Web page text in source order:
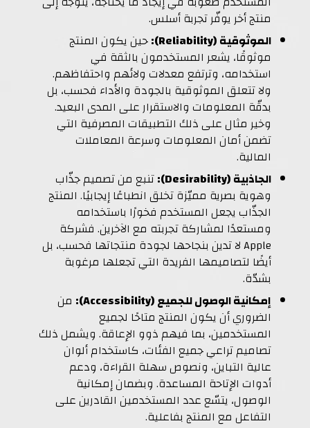
منتج أخر يوفّر تجربة أسلس.
الموثوقية (Reliability):
حين يكون المنتج
موثوقًا، يشعر المستخدمون بالثقة في
استخدامه، وترتفع معدلات ولائهم واحتفاظهم.
ولا تتعلق الموثوقية بالجودة والأداء فحسب، بل
بدقّة المعلومات والاستقرار على المدى البعيد.
وخير مثال على ذلك التطبيقات المصرفية التي
تضمن أمان المعلومات وسرعة المعاملات
المالية.
الجاذبية (Desirability):
تنبع من تصميم جذّاب
وهوية بصرية مميّزة تخلق انطباعًا إيجابيًا. المنتج
الجذّاب يجعل المستخدم فخورًا باستخدامه
ومستعدًا لمشاركة تجربته مع الآخرين. فشركة
Apple لا تدين بنجاحها لجودة منتجاتها فحسب، بل
أيضًا لتصاميمها الفريدة التي تجعلها مرغوبة
بشدّة.
إمكانية الوصول للجميع (Accessibility):
من
الضروري أن يكون المنتج متاحًا لجميع
المستخدمين، بما فيهم ذوو الإعاقة. ويشمل ذلك
تصاميم تراعي جميع الفئات، كاستخدام ألوان
عالية التباين، ونصوص سهلة القراءة، ودعم
أدوات الإتاحة المساعدة. وبضمان إمكانية
الوصول، يتسّع عدد المستخدمين القادرين على
التفاعل مع المنتج بفاعلية.